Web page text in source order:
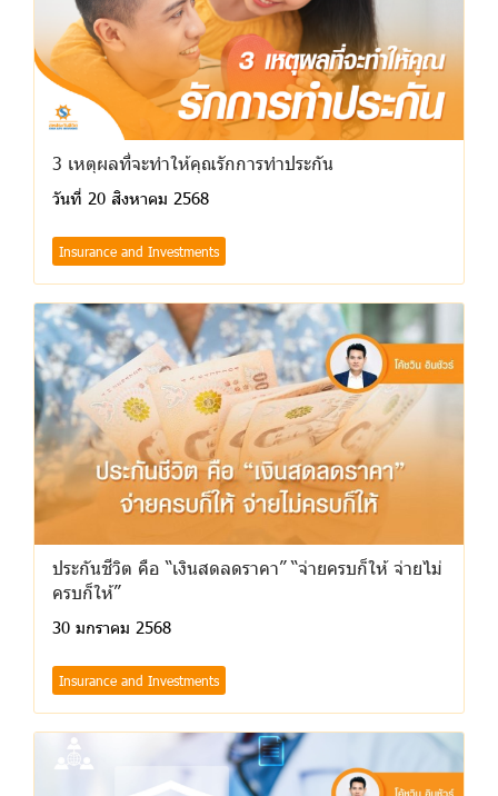
3 เหตุผลที่จะทำให้คุณรักการทำประกัน
วันที่ 20 สิงหาคม 2568
Insurance and Investments
ประกันชีวิต คือ “เงินสดลดราคา” “จ่ายครบก็ให้ จ่ายไม่
ครบก็ให้”
30 มกราคม 2568
Insurance and Investments